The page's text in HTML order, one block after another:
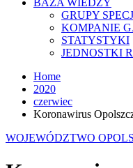
BAZA WIEDZY
GRUPY
KOMPANIE
STATYSTYKI
JEDNOSTKI
Home
2020
czerwiec
Koronawirus
WOJEWÓDZTWO